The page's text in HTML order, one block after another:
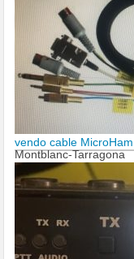
vendo cable
Montblanc-Tarragona